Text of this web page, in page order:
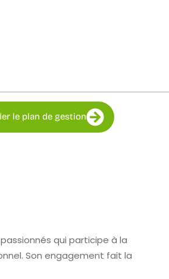
le plan de gestion
qui participe à la
Son engagement fait la